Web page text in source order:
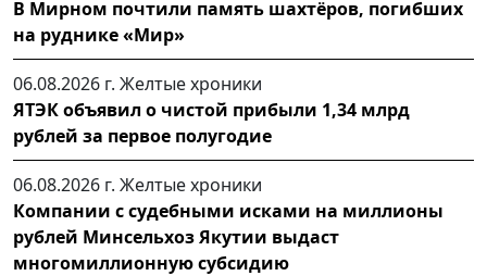
В Мирном почтили память шахтёров, погибших
на руднике «Мир»
06.08.2026 г. Желтые хроники
ЯТЭК объявил о чистой прибыли 1,34 млрд
рублей за первое полугодие
06.08.2026 г. Желтые хроники
Компании с судебными исками на миллионы
рублей Минсельхоз Якутии выдаст
многомиллионную субсидию